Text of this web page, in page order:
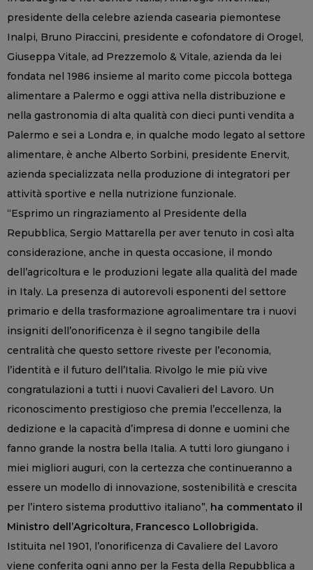
presidente della celebre azienda casearia piemontese
Inalpi, Bruno Piraccini, presidente e cofondatore di Orogel,
Giuseppa Vitale, ad Prezzemolo & Vitale, azienda da lei
fondata nel 1986 insieme al marito come piccola bottega
alimentare a Palermo e oggi attiva nella distribuzione e
nella gastronomia di alta qualità con dieci punti vendita a
Palermo e sei a Londra e, in qualche modo legato al settore
alimentare, è anche Alberto Sorbini, presidente Enervit,
azienda specializzata nella produzione di integratori per
attività sportive e nella nutrizione funzionale.
“Esprimo un ringraziamento al Presidente della
Repubblica, Sergio Mattarella per aver tenuto in così alta
considerazione, anche in questa occasione, il mondo
dell’agricoltura e le produzioni legate alla qualità del made
in Italy. La presenza di autorevoli esponenti del settore
primario e della trasformazione agroalimentare tra i nuovi
insigniti dell’onorificenza è il segno tangibile della
centralità che questo settore riveste per l’economia,
l’identità e il futuro dell’Italia. Rivolgo le mie più vive
congratulazioni a tutti i nuovi Cavalieri del Lavoro. Un
riconoscimento prestigioso che premia l’eccellenza, la
dedizione e la capacità d’impresa di donne e uomini che
fanno grande la nostra bella Italia. A tutti loro giungano i
miei migliori auguri, con la certezza che continueranno a
essere un modello di innovazione, sostenibilità e crescita
per l’intero sistema produttivo italiano”, ha commentato il
Ministro dell’Agricoltura, Francesco Lollobrigida.
Istituita nel 1901, l’onorificenza di Cavaliere del Lavoro
viene conferita ogni anno per la Festa della Repubblica a